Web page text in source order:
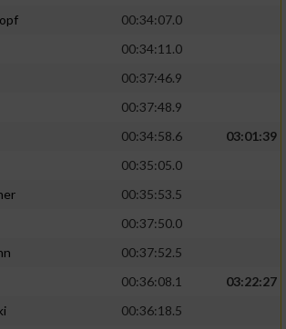
00:34:07.0
00:34:11.0
00:37:46.9
00:37:48.9
00:34:58.6
03:01:39
00:35:05.0
00:35:53.5
00:37:50.0
00:37:52.5
00:36:08.1
03:22:27
00:36:18.5